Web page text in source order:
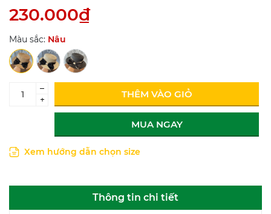
230.000₫
Màu sắc: Nâu
–
+
THÊM VÀO GIỎ
MUA NGAY
Xem hướng dẫn chọn size
Thông tin chi tiết